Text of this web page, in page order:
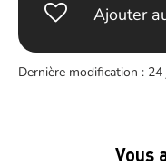
Ajouter
Dernière modification :
Vous